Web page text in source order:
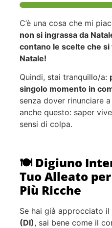
C’è una cosa che mi
non si ingrassa da
contano le scelte che si
Natale!
Quindi, stai tranquillo/a:
singolo momento in
senza dover rinunciare
anche questo: saper
sensi di colpa.
🍽️ Digiuno
Tuo Alleato
Più Ricche
Se hai già approcciato il
(DI), sai bene come il